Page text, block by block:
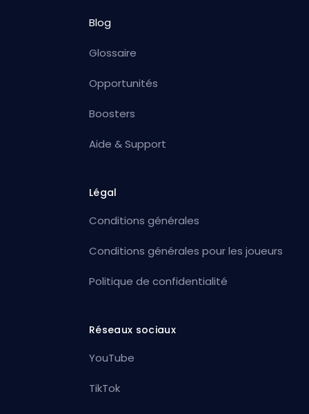
Blog
Glossaire
Opportunités
Boosters
Aide & Support
Légal
Conditions générales
Conditions générales pour les joueurs
Politique de confidentialité
Réseaux sociaux
YouTube
TikTok